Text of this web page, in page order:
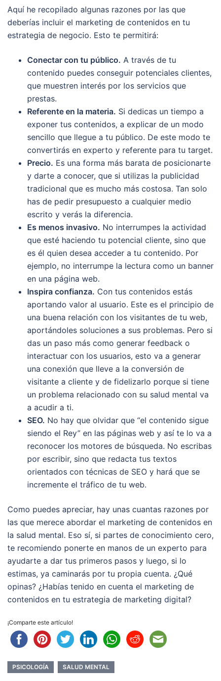
Aquí he recopilado algunas razones por las que
deberías incluir el marketing de contenidos en tu
estrategia de negocio. Esto te permitirá:
Conectar con tu público. A través de tu
contenido puedes conseguir potenciales clientes,
que muestren interés por los servicios que
prestas.
Referente en la materia. Si dedicas un tiempo a
exponer tus contenidos, a explicar de un modo
sencillo que llegue a tu público. De este modo te
convertirás en experto y referente para tu target.
Precio. Es una forma más barata de posicionarte
y darte a conocer, que si utilizas la publicidad
tradicional que es mucho más costosa. Tan solo
has de pedir presupuesto a cualquier medio
escrito y verás la diferencia.
Es menos invasivo. No interrumpes la actividad
que esté haciendo tu potencial cliente, sino que
es él quien desea acceder a tu contenido. Por
ejemplo, no interrumpe la lectura como un banner
en una página web.
Inspira confianza. Con tus contenidos estás
aportando valor al usuario. Este es el principio de
una buena relación con los visitantes de tu web,
aportándoles soluciones a sus problemas. Pero si
das un paso más como generar feedback o
interactuar con los usuarios, esto va a generar
una conexión que lleve a la conversión de
visitante a cliente y de fidelizarlo porque si tiene
un problema relacionado con su salud mental va
a acudir a ti.
SEO. No hay que olvidar que “el contenido sigue
siendo el Rey” en las páginas web y así te lo va a
reconocer los motores de búsqueda. No escribas
por escribir, sino que redacta tus textos
orientados con técnicas de SEO y hará que se
incremente el tráfico de tu web.
Como puedes apreciar, hay unas cuantas razones por
las que merece abordar el marketing de contenidos en
la salud mental. Eso sí, si partes de conocimiento cero,
te recomiendo ponerte en manos de un experto para
ayudarte a dar tus primeros pasos y luego, si lo
estimas, ya caminarás por tu propia cuenta. ¿Qué
opinas? ¿Habías tenido en cuenta el marketing de
contenidos en tu estrategia de marketing digital?
¡Comparte este artículo!
PSICOLOGÍA SALUD MENTAL